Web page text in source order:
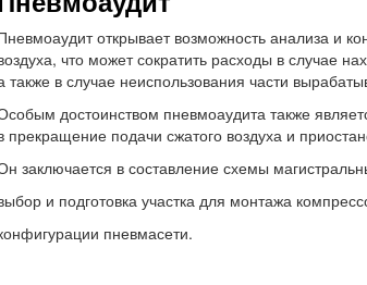
открывает возможность анализа и
что может сократить расходы в случае
также в случае неиспользования части
достоинством пневмоаудита также
прекращение подачи сжатого воздуха и
заключается в составление схемы
и подготовка участка для монтажа
пневмасети.